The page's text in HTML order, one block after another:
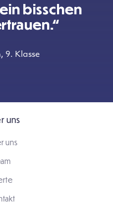
ein bisschen
9. Klasse
uns
uns